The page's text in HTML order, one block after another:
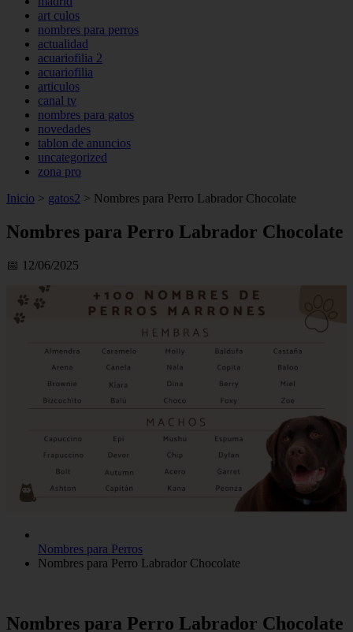
art culos
nombres para perros
actualidad
acuariofilia 2
acuariofilia
articulos
canal tv
nombres para gatos
novedades
tablon de anuncios
uncategorized
zona pro
Inicio > gatos2 > Nombres para Perro Labrador Chocolate
Nombres para Perro Labrador Chocolate
📅 12/06/2025
Nombres para Perros
Nombres para Perro Labrador Chocolate
Nombres para Perro Labrador Chocolate